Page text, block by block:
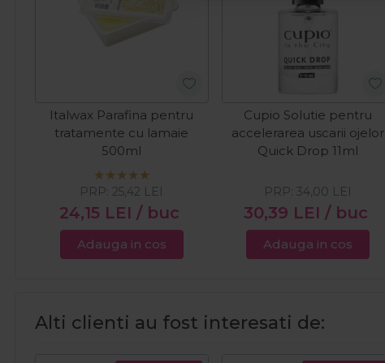
Italwax Parafina pentru
tratamente cu lamaie
500ml
24,15 LEI / buc
PRP: 25,42 LEI
Adauga in cos
Cupio Solutie pentru
accelerarea uscarii ojelor
Quick Drop 11ml
30,39 LEI / buc
PRP:34,00 LEI
Adauga in cos
Alti clienti au fost interesati de: